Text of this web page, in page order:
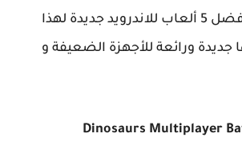
سوف اقدم لكم أفضل 5 ألعاب للاندرويد جديدة لهذا
جديدة ورائعة للأجهزة الضعيفة و